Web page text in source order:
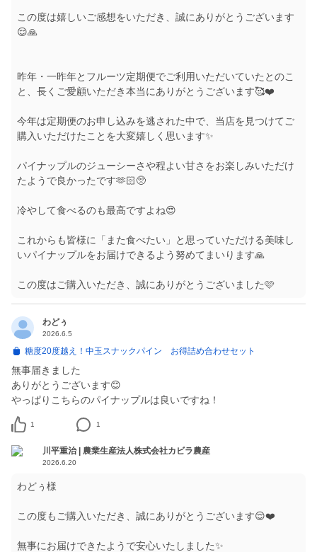
この度は嬉しいご感想をいただき、誠にありがとうございます
😌🙏
昨年・一昨年とフルーツ定期便でご利用いただいていたとのこ
と、長くご愛顧いただき本当にありがとうございます🥰❤️
今年は定期便のお申し込みを逃された中で、当店を見つけてご
購入いただけたことを大変嬉しく思います✨
パイナップルのジューシーさや程よい甘さをお楽しみいただけ
たようで良かったです🫶🏻🥺
冷やして食べるのも最高ですよね😍
これからも皆様に「また食べたい」と思っていただける美味し
いパイナップルをお届けできるよう努めてまいります🙏
この度はご購入いただき、誠にありがとうございました🩷
わどぅ
2026.6.5
糖度20度越え！中玉スナックパイン お得詰め合わせセット
無事届きました
ありがとうございます😊
やっぱりこちらのパイナップルは良いですね！
1 1
川平重治 | 農業生産法人株式会社カビラ農産
2026.6.20
わどぅ様
この度もご購入いただき、誠にありがとうございます😌❤️
無事にお届けできたようで安心いたしました✨